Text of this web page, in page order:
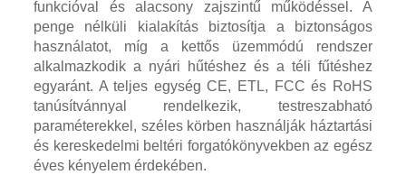
funkcióval és alacsony zajszintű működéssel. A
penge nélküli kialakítás biztosítja a biztonságos
használatot, míg a kettős üzemmódú rendszer
alkalmazkodik a nyári hűtéshez és a téli fűtéshez
egyaránt. A teljes egység CE, ETL, FCC és RoHS
tanúsítvánnyal rendelkezik, testreszabható
paraméterekkel, széles körben használják háztartási
és kereskedelmi beltéri forgatókönyvekben az egész
éves kényelem érdekében.